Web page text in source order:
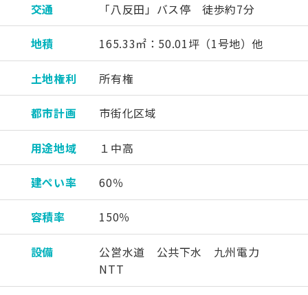
交通 「八反田」バス停 徒歩約7分
地積 165.33㎡：50.01坪（1号地）他
土地権利 所有権
都市計画 市街化区域
用途地域 １中高
建ぺい率 60％
容積率 150％
設備
公営水道 公共下水 九州電力
NTT